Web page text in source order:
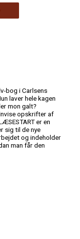
bog i Carlsens
laver hele kagen
mon galt?
opskrifter af
er en
sig til de nye
og indeholder
man får den